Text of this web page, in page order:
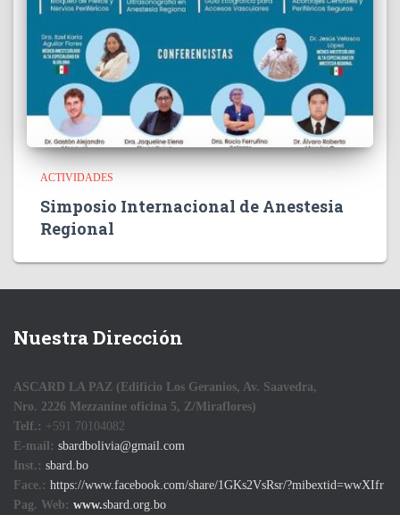
ACTIVIDADES
Simposio Internacional de Anestesia
Regional
Nuestra Dirección
ASCARD LA PAZ (Edificio Los Geranios, Av. Saavedra,
Nro. 2226 Mezzanine oficina 5, Z/Miraflores)
Telf.: +591 70104082
E-mail: sbardbolivia@gmail.com
Inst.: sbard.bo
Face.: https://www.facebook.com/share/1GKs2VsRsr/?mibextid=wwXIfr
Pag. Web: www.sbard.org.bo